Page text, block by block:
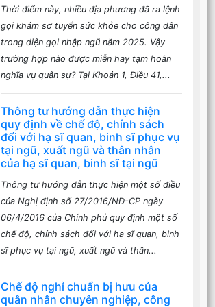
Thời điểm này, nhiều địa phương đã ra lệnh
gọi khám sơ tuyển sức khỏe cho công dân
trong diện gọi nhập ngũ năm 2025. Vậy
trường hợp nào được miễn hay tạm hoãn
nghĩa vụ quân sự? Tại Khoản 1, Điều 41,...
Thông tư hướng dẫn thực hiện
quy định về chế độ, chính sách
đối với hạ sĩ quan, binh sĩ phục vụ
tại ngũ, xuất ngũ và thân nhân
của hạ sĩ quan, binh sĩ tại ngũ
Thông tư hướng dẫn thực hiện một số điều
của Nghị định số 27/2016/NĐ-CP ngày
06/4/2016 của Chính phủ quy định một số
chế độ, chính sách đối với hạ sĩ quan, binh
sĩ phục vụ tại ngũ, xuất ngũ và thân...
Chế độ nghỉ chuẩn bị hưu của
quân nhân chuyên nghiệp, công